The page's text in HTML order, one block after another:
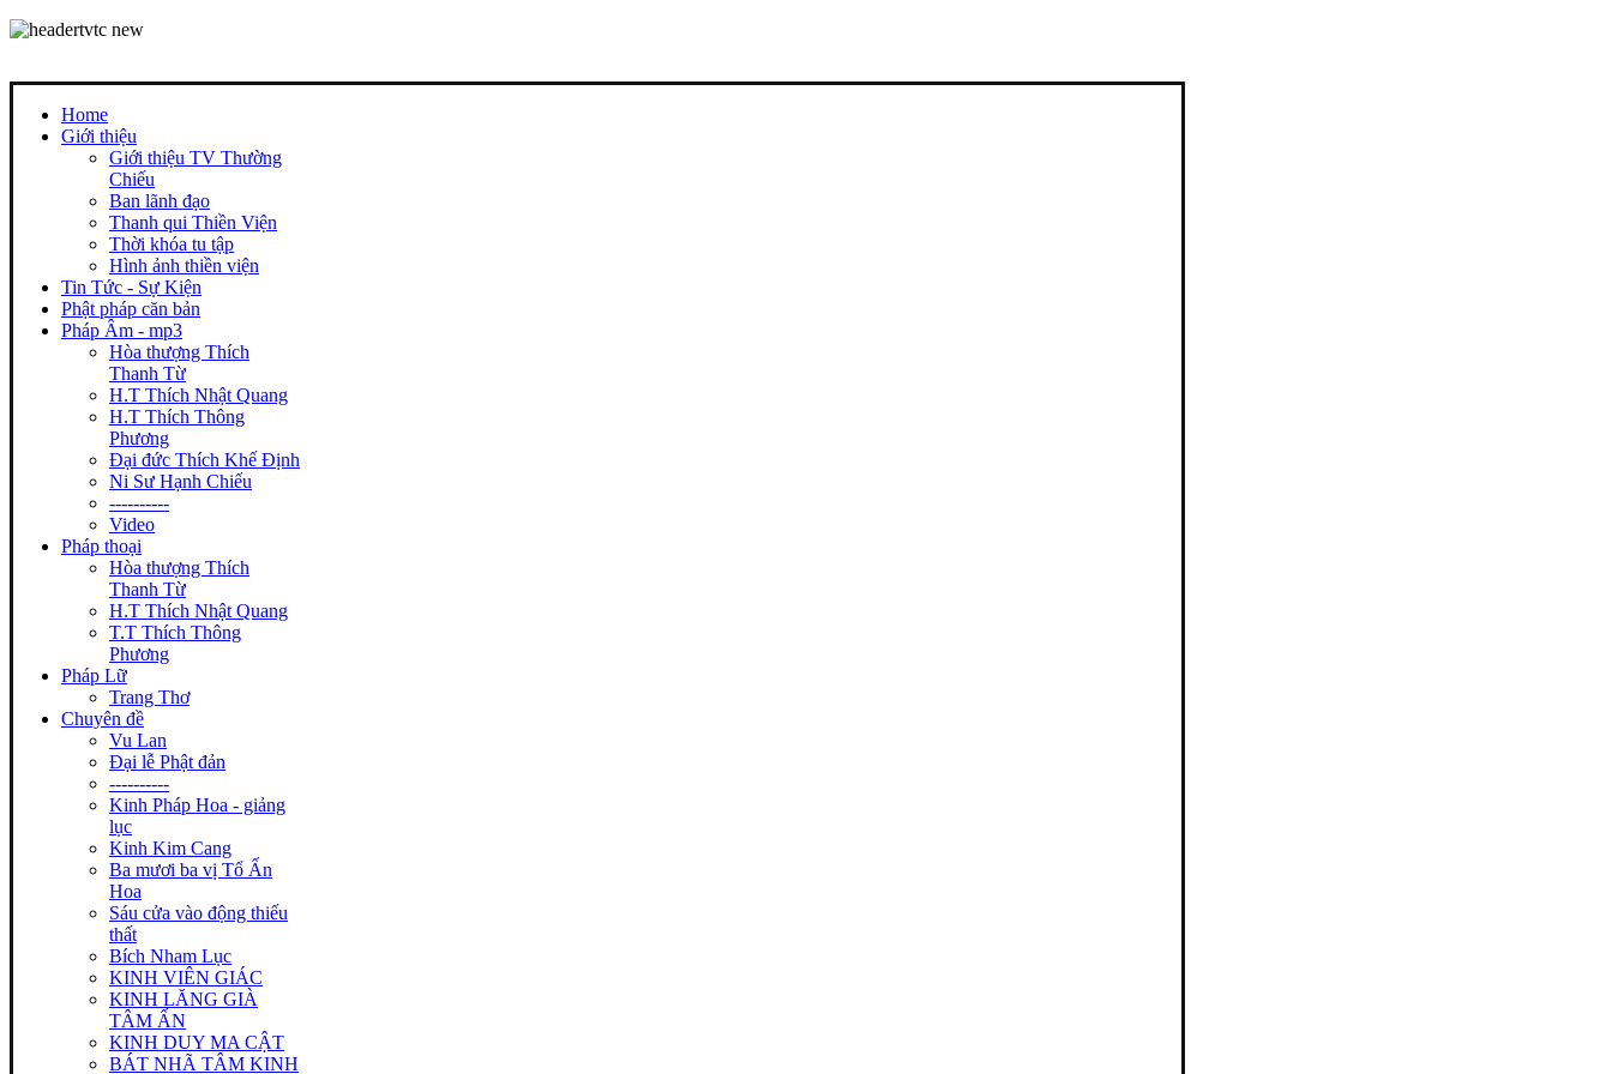
Home
Giới thiệu
Giới thiệu TV Thường
Chiếu
Ban lãnh đạo
Thanh qui Thiền Viện
Thời khóa tu tập
Hình ảnh thiền viện
Tin Tức - Sự Kiện
Phật pháp căn bản
Pháp Âm - mp3
Hòa thượng Thích
Thanh Từ
H.T Thích Nhật Quang
H.T Thích Thông
Phương
Đại đức Thích Khế Định
Ni Sư Hạnh Chiếu
----------
Video
Pháp thoại
Hòa thượng Thích
Thanh Từ
H.T Thích Nhật Quang
T.T Thích Thông
Phương
Pháp Lữ
Trang Thơ
Chuyên đề
Vu Lan
Đại lễ Phật đản
----------
Kinh Pháp Hoa - giảng
lục
Kinh Kim Cang
Ba mươi ba vị Tổ Ấn
Hoa
Sáu cửa vào động thiếu
thất
Bích Nham Lục
KINH VIÊN GIÁC
KINH LĂNG GIÀ
TÂM ẤN
KINH DUY MA CẬT
BÁT NHÃ TÂM KINH